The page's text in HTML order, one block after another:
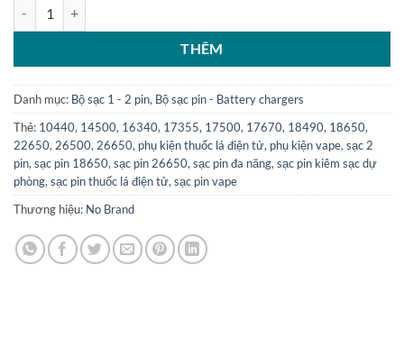
THÊM
Danh mục: Bộ sạc 1 - 2 pin, Bộ sạc pin - Battery chargers
Thẻ: 10440, 14500, 16340, 17355, 17500, 17670, 18490, 18650,
22650,26500,26650, phụ kiện thuốc lá điện tử, phụ kiện vape,sạc 2
pin,sạc pin 18650,sạc pin 26650,sạc pin đa năng,sạc pin kiêm sạc dự
phòng,sạc pin thuốc lá điện tử,sạc pin vape
Thương hiệu: No Brand